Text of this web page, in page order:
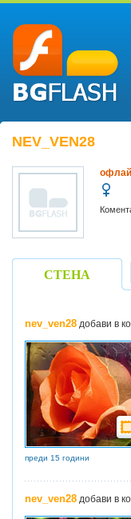
NEV_VEN28
СТЕНА
nev_ven28 добави в
преди 15 години
nev_ven28 добави в